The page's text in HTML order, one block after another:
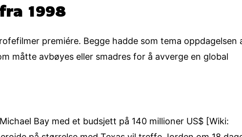
1998
premiére. Begge hadde som tema oppdagelsen
måtte avbøyes eller smadres for å avverge en global
Bay med et budsjett på 140 millioner US$ [Wiki: